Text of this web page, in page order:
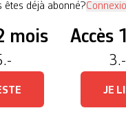
êtes déjà abonné?
mois Accès
3.-
JE